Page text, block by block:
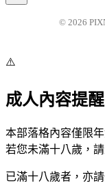
© 2026
⚠️
成人內容提醒
本部落格內容僅限
若您未滿十八歲，
已滿十八歲者，亦